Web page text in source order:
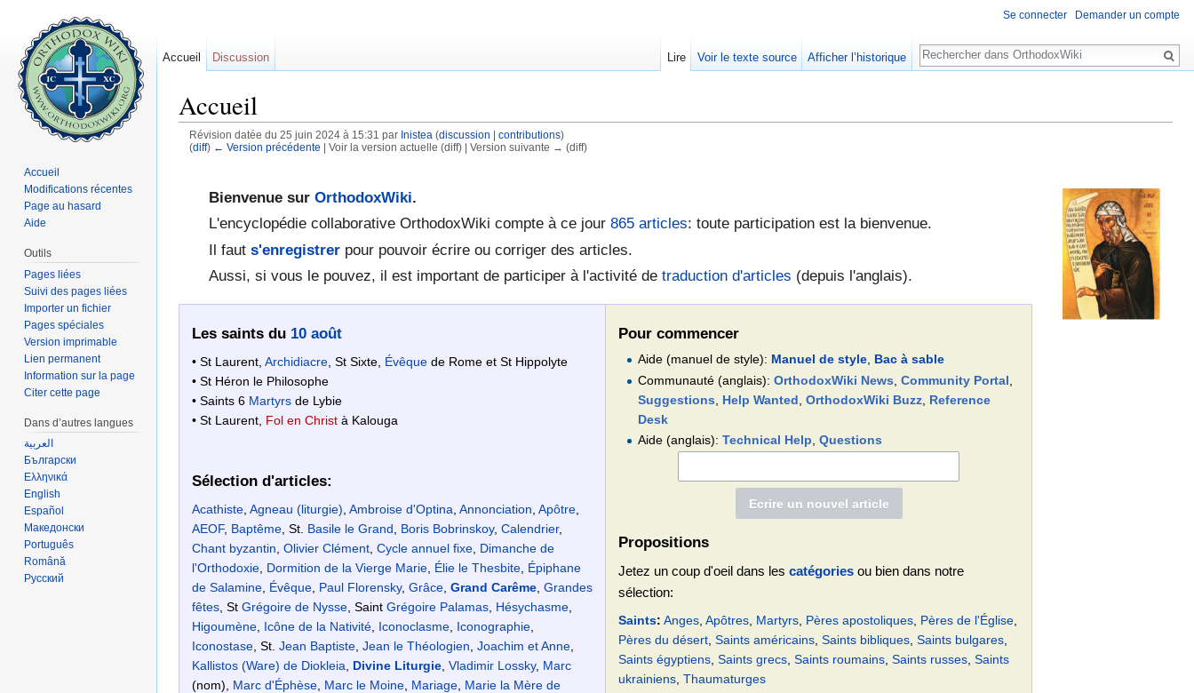
Accueil
Révision datée du 25 juin 2024 à 15:31 par Inistea (discussion contributions)
(diff) ← Version précédente | Voir la version actuelle (diff) | Version suivante → (diff)
Bienvenue sur OrthodoxWiki.
L'encyclopédie collaborative OrthodoxWiki compte à ce jour 865 articles: toute participation est la bienvenue.
Il faut s'enregistrerpour pouvoir écrire ou corriger des articles.
Aussi, si vous le pouvez, il est important de participer à l'activité de traduction d'articles (depuis l'anglais).
Les saints du 10 août
• St Laurent, Archidiacre, St Sixte, Évêquede Rome et St Hippolyte
• St Héron le Philosophe
• Saints 6 Martyrsde Lybie
• St Laurent, Fol en Christà Kalouga
Sélection d'articles:
Acathiste, Agneau (liturgie) Ambroise d'Optina Annonciation Apôtre,
AEOF, Baptême, St. Basile le Grand Boris Bobrinskoy, Calendrier,
Chant byzantin Olivier Clément, Cycle annuel fixe, Dimanche de
l'Orthodoxie, Dormition de la Vierge Marie, Élie le Thesbite, Épiphane
de Salamine, Évêque, Paul Florensky, Grâce, Grand Carême, Grandes
fêtes, St Grégoire de Nysse, Saint Grégoire Palamas, Hésychasme,
Higoumène, Icône de la Nativité, Iconoclasme, Iconographie,
Iconostase, St. Jean Baptiste, Jean le Théologien Joachim et Anne,
Kallistos (Ware) de Diokleia
Divine Liturgie, Vladimir Lossky, Marc
(nom), Marc d'Éphèse, Marc le Moine, Mariage, Marie la Mère de
Pour commencer
Aide (manuel de style): Manuel de style, Bac à sable
Communauté (anglais): OrthodoxWiki News Community Portal
Suggestions
Help Wanted OrthodoxWiki Buzz, Reference
Desk
Aide (anglais): Technical Help, Questions
Propositions
Jetez un coup d'oeil dans les catégoriesou bien dans notre
sélection:
Saints: Anges, Apôtres, Martyrs, Pères apostoliques, Pères de l'Église,
Pères du désert, Saints américains, Saints bibliques, Saints bulgares,
Saints égyptiens, Saints grecs, Saints roumains, Saints russes, Saints
ukrainiens, Thaumaturges
Se connecter Demander un compte
Accueil Discussion Lire Voir le texte source Afficher l’historique
Rechercher
Accueil
Modifications récentes
Page au hasard
Aide
Outils
Pages liées
Suivi des pages liées
Importer un fichier
Pages spéciales
Version imprimable
Lien permanent
Information sur la page
Citer cette page
Dans d’autres langues
العربية
Български
Ελληνικά
English
Español
Македонски
Português
Română
Русский